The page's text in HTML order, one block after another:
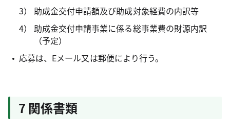
助成金交付申請額及び助成対象経費の内訳等
助成金交付申請事業に係る総事業費の財源内訳
（予定）
応募は、Eメール又は郵便により行う。
7 関係書類